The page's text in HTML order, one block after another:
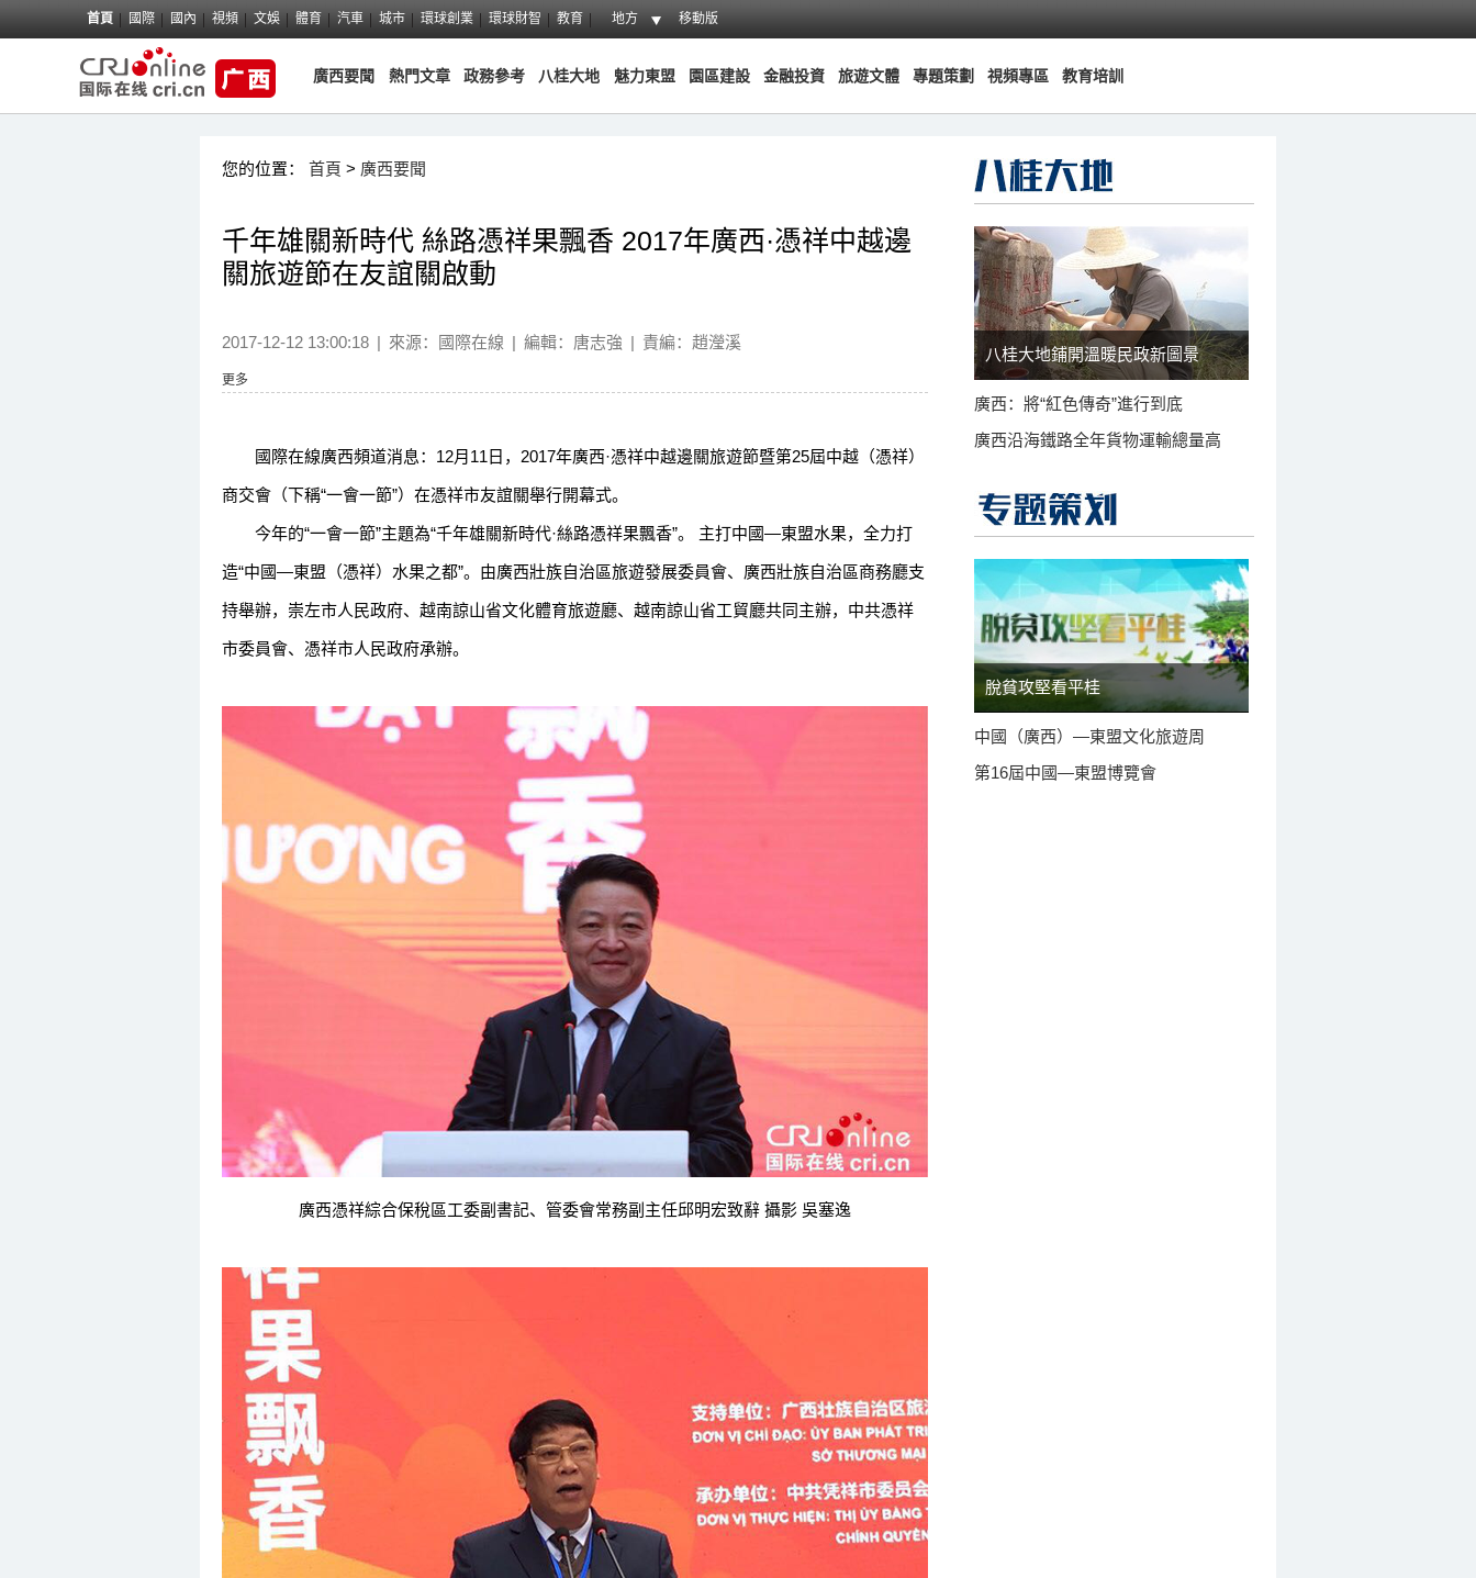
首頁 國際 國內 視頻 文娛 體育 汽車 城市 環球創業 環球財智 教育 地方 移動版
廣西要聞 熱門文章 政務參考 八桂大地 魅力東盟 園區建設 金融投資 旅遊文體 專題策劃 視頻專區 教育培訓
您的位置： 首頁 > 廣西要聞
千年雄關新時代 絲路憑祥果飄香 2017年廣西·憑祥中越邊
關旅遊節在友誼關啟動
2017-12-12 13:00:18 | 來源：國際在線 | 編輯：唐志強 | 責編：趙瀅溪
更多
國際在線廣西頻道消息：12月11日，2017年廣西·憑祥中越邊關旅遊節暨第25屆中越（憑祥）
商交會（下稱“一會一節”）在憑祥市友誼關舉行開幕式。
今年的“一會一節”主題為“千年雄關新時代·絲路憑祥果飄香”。 主打中國—東盟水果，全力打
造“中國—東盟（憑祥）水果之都”。由廣西壯族自治區旅遊發展委員會、廣西壯族自治區商務廳支
持舉辦，崇左市人民政府、越南諒山省文化體育旅遊廳、越南諒山省工貿廳共同主辦，中共憑祥
市委員會、憑祥市人民政府承辦。
廣西憑祥綜合保稅區工委副書記、管委會常務副主任邱明宏致辭 攝影 吳塞逸
八桂大地鋪開溫暖民政新圖景
廣西：將“紅色傳奇”進行到底
廣西沿海鐵路全年貨物運輸總量高
脫貧攻堅看平桂
中國（廣西）—東盟文化旅遊周
第16屆中國—東盟博覽會